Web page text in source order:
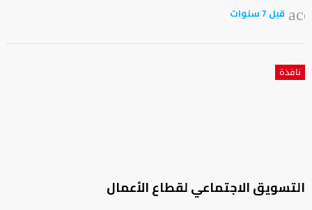
قبل 7 سنوات
نافذة
التسويق الاجتماعي لقطاع الأعمال